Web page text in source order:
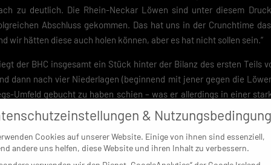
zu deutlich. Die Rhein-Neckar Löwen sind unter diesem
Abschluss gekommen. Das hat uns in der Crunchtime
wir hätten diese auch holen können, aber es hat nicht sollen sein.“
der BHC insgesamt ein Stück hinter der Bilanz des ersten Teils
dann nach vier Niederlagen (beginnend mit jener gegen die
Umfeld gebucht zu haben schien – was er allerdings in einer
korrigieren konnte. Jetzt spricht einiges dafür, dass es Naji und
mal die Aufgaben bei der SG Flensburg-Handewitt (28. September)
folgen (7. Oktober). Sollte der BHC (2:10 Punkte) in diesen
wohl ein klassisches Kellerduell: Dann tritt er als Vorletzter beim
&
Cookies auf unserer Website. Einige von ihnen sind essenziell,
andere uns helfen, diese Website und ihren Inhalt zu verbessern.